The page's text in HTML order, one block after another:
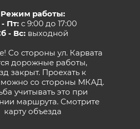
Режим работы:
Пт: с 9:00 до 17:00
- Вс:выходной
Со стороны ул. Карвата
дорожные работы,
закрыт. Проехать к
можно со стороны МКАД.
учитывать это при
маршрута. Смотрите
карту объезда